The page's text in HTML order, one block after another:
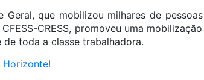
que mobilizou milhares de pessoas
CRESS, promoveu uma mobilização
de toda a classe trabalhadora.